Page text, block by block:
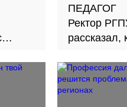
ПЕДАГОГ
Ректор
рассказал,
кадров и